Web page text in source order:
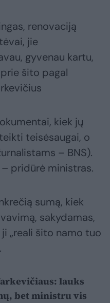
renovaciją
jie
gyvenau kartu,
šito pagal
kiek jų
teisėsaugai, o
– BNS).
pridūrė ministras.
sumą, kiek
sakydamas,
ji „reali šito namo tuo
lauks
bet ministru vis